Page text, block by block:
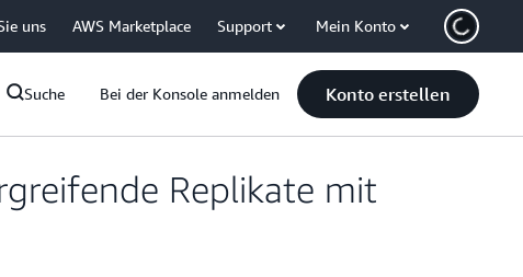
uns AWS Marketplace Support Mein Konto
Suche Bei der Konsole anmelden Konto erstellen
Replikate mit